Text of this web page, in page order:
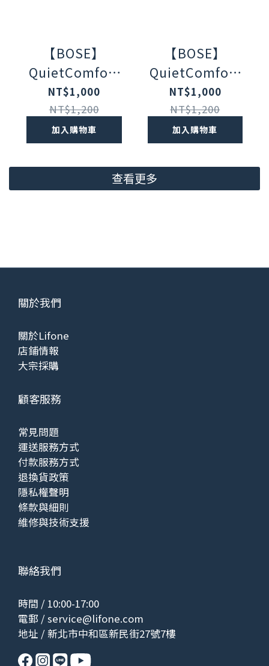
【BOSE】
QuietComfort
Ultra 耳機襯墊
黑色
NT$1,000
NT$1,200
加入購物車
【BOSE】
QuietComfort
Ultra 耳機襯墊
霧白
NT$1,000
NT$1,200
加入購物車
查看更多
關於我們
關於Lifone
店鋪情報
大宗採購
顧客服務
常見問題
運送服務方式
付款服務方式
退換貨政策
隱私權聲明
條款與細則
維修與技術支援
聯絡我們
時間 / 10:00-17:00
電郵 /service@lifone.com
地址 / 新北市中和區新民街27號7樓